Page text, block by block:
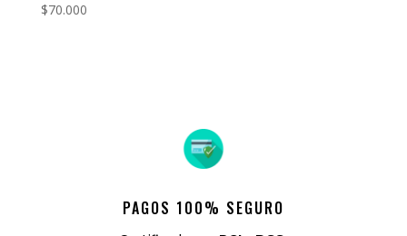
$70.000
PAGOS 100% SEGURO